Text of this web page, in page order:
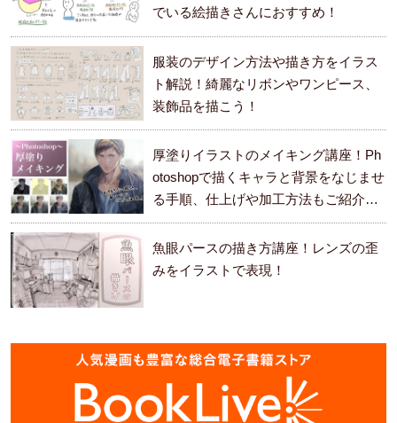
でいる絵描きさんにおすすめ！
服装のデザイン方法や描き方をイラス
ト解説！綺麗なリボンやワンピース、
装飾品を描こう！
厚塗りイラストのメイキング講座！Ph
otoshopで描くキャラと背景をなじませ
る手順、仕上げや加工方法もご紹介し
ます。
魚眼パースの描き方講座！レンズの歪
みをイラストで表現！